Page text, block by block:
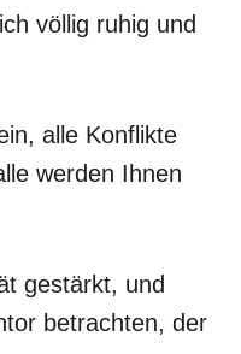
völlig ruhig und
alle Konflikte
werden Ihnen
gestärkt, und
betrachten, der